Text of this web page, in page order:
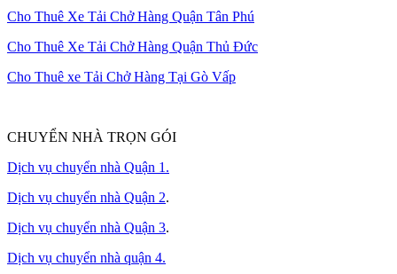
Cho Thuê Xe Tải Chở Hàng Quận Tân Phú
Cho Thuê Xe Tải Chở Hàng Quận Thủ Đức
Cho Thuê xe Tải Chở Hàng Tại Gò Vấp
CHUYỂN NHÀ TRỌN GÓI
Dịch vụ chuyển nhà Quận 1.
Dịch vụ chuyển nhà Quận 2.
Dịch vụ chuyển nhà Quận 3.
Dịch vụ chuyển nhà quận 4.